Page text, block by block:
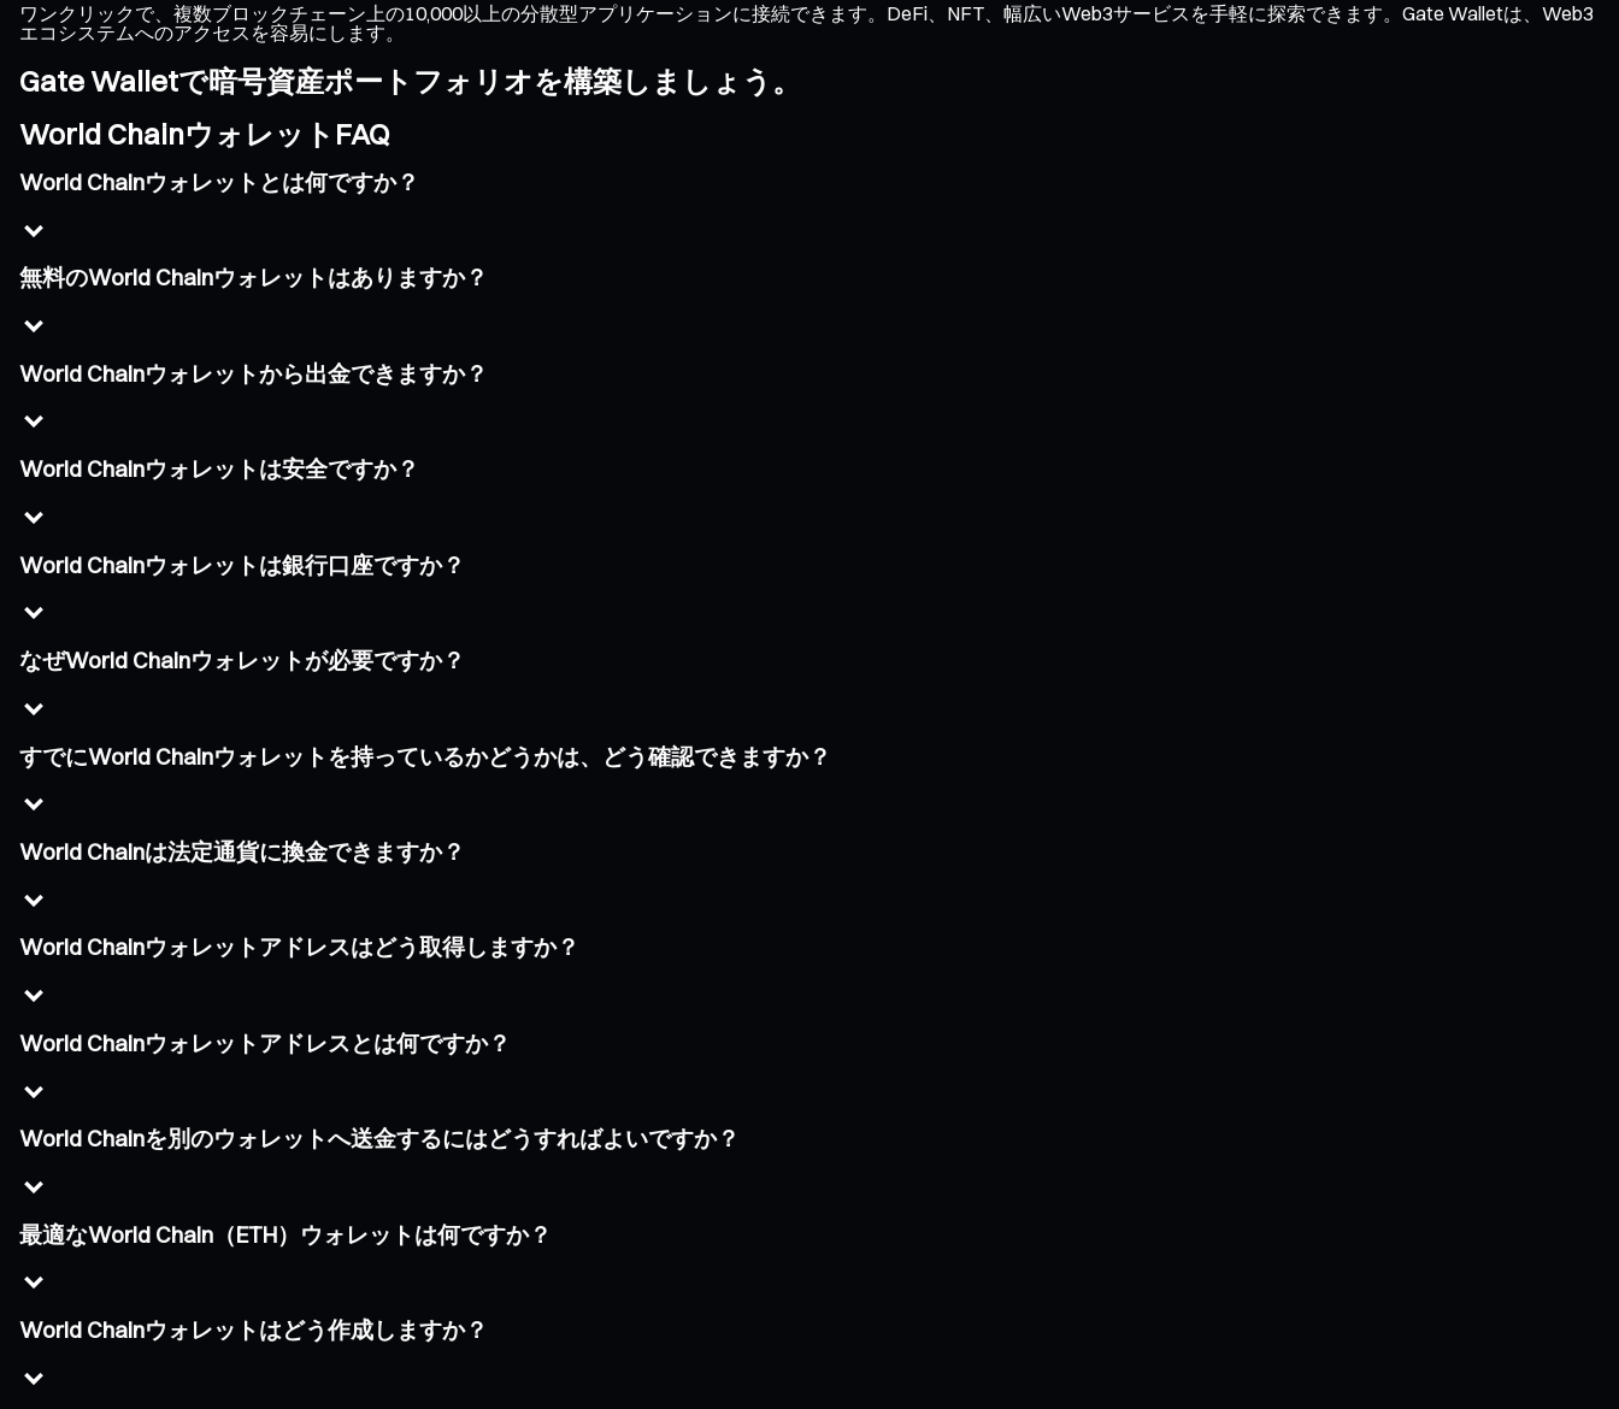
ワンクリックで、複数ブロックチェーン上の10,000以上の分散型アプリケーションに接続できます。DeFi、NFT、幅広いWeb3サービスを手軽に探索できます。Gate Walletは、Web3
エコシステムへのアクセスを容易にします。
Gate Walletで暗号資産ポートフォリオを構築しましょう。
World ChainウォレットFAQ
World Chainウォレットとは何ですか？
無料のWorld Chainウォレットはありますか？
World Chainウォレットから出金できますか？
World Chainウォレットは安全ですか？
World Chainウォレットは銀行口座ですか？
なぜWorld Chainウォレットが必要ですか？
すでにWorld Chainウォレットを持っているかどうかは、どう確認できますか？
World Chainは法定通貨に換金できますか？
World Chainウォレットアドレスはどう取得しますか？
World Chainウォレットアドレスとは何ですか？
World Chainを別のウォレットへ送金するにはどうすればよいですか？
最適なWorld Chain（ETH）ウォレットは何ですか？
World Chainウォレットはどう作成しますか？